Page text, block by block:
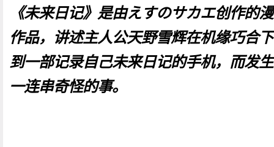
《未来日记》是由えすのサカエ创作的
作品，讲述主人公天野雪辉在机缘巧合
到一部记录自己未来日记的手机，而发
一连串奇怪的事。